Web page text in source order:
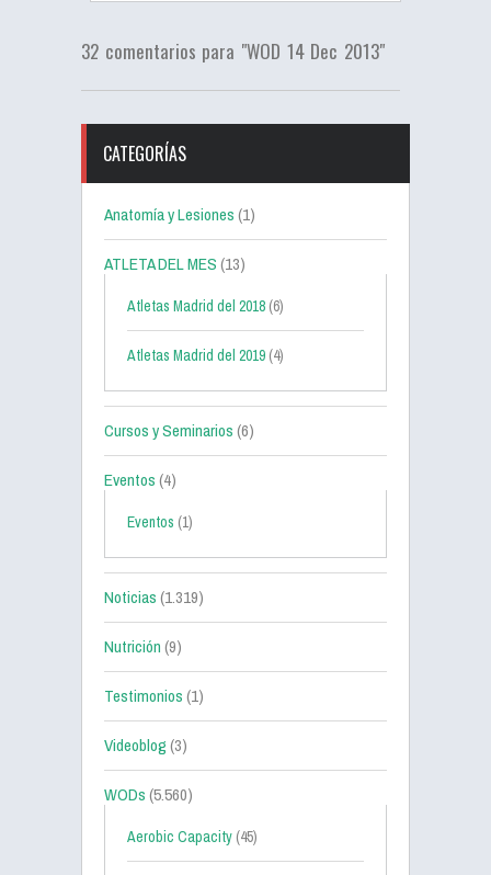
32 comentarios para "WOD 14 Dec 2013"
CATEGORÍAS
Anatomía y Lesiones(1)
ATLETA DEL MES(13)
Atletas Madrid del 2018 (6)
Atletas Madrid del 2019 (4)
Cursos y Seminarios(6)
Eventos(4)
Eventos (1)
Noticias(1.319)
Nutrición(9)
Testimonios(1)
Videoblog(3)
WODs(5.560)
Aerobic Capacity (45)